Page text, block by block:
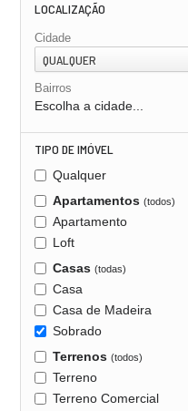
LOCALIZAÇÃO
Cidade
QUALQUER
Bairros
Escolha a cidade...
TIPO DE IMÓVEL
Qualquer
Apartamentos (todos)
Apartamento
Loft
Casas (todas)
Casa
Casa de Madeira
Sobrado
Terrenos (todos)
Terreno
Terreno Comercial